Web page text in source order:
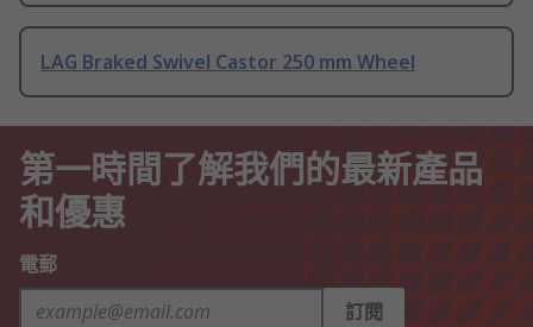
LAG Braked Swivel Castor 250 mm Wheel
第一時間了解我們的最新產品
和優惠
電郵
訂閱